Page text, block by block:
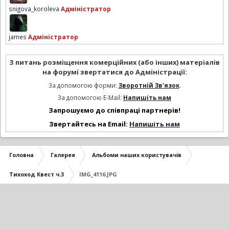
snigova_koroleva Адміністратор
james Адміністратор
З питань розміщення комерційних (або інших) матеріалів
на форумі звертатися до Адміністрації:
За допомогою форми: Зворотній Зв'язок.
За допомогою E-Mail: Напишіть нам
Запрошуємо до співпраці партнерів!
Звертайтесь на Email: Напишіть нам
Головна Галерея Альбоми наших користувачів
Тихоход Квест ч.3 IMG_4116.JPG